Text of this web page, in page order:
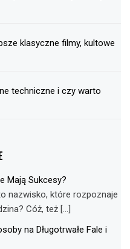
klasyczne filmy, kultowe
techniczne i czy warto
Mają Sukcesy?
nazwisko, które rozpoznaje
Cóż, też […]
na Długotrwałe Fale i